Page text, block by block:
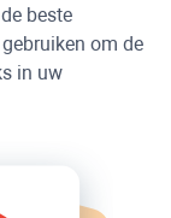
beste
om de
in uw